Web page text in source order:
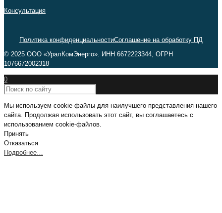
Консультация
Политика конфиденциальностиСоглашение на обработку ПД
© 2025 ООО «УралКомЭнерго». ИНН 6672223344, ОГРН
1076672002318
0
Мы используем cookie-файлы для наилучшего представления нашего
сайта. Продолжая использовать этот сайт, вы соглашаетесь с
использованием cookie-файлов.
Принять
Отказаться
Подробнее…